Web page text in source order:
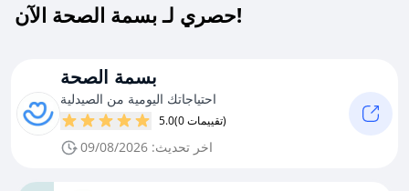
حصري لـ بسمة الصحة الآن!
بسمة الصحة
احتياجاتك اليومية من الصيدلية
5.0 (0 تقييمات)
اخر تحديث: 09/08/2026